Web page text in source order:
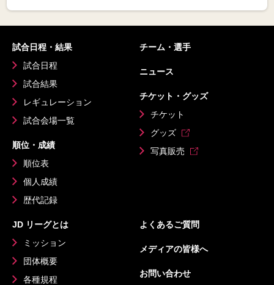
試合日程・結果
試合日程
試合結果
レギュレーション
試合会場一覧
順位・成績
順位表
個人成績
歴代記録
チーム・選手
ニュース
チケット・グッズ
チケット
グッズ
写真販売
JD リーグとは
ミッション
団体概要
各種規程
よくあるご質問
メディアの皆様へ
お問い合わせ